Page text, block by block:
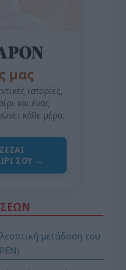
μας
ιστορίες,
και ένας
κάθε μέρα.
ΣΟΥ →
μετάδοση του